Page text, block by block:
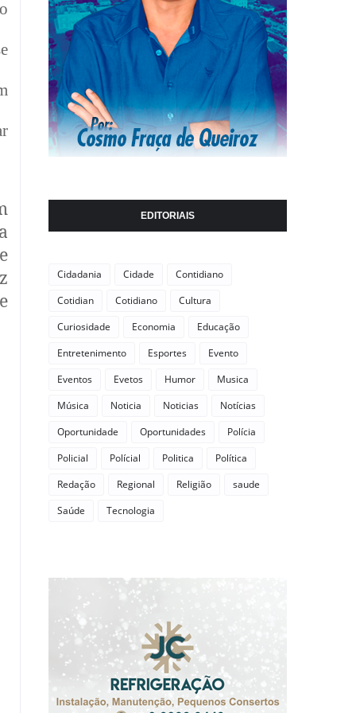
EDITORIAIS
Cidadania Cidade
Contidiano
Cotidian
Cotidiano
Cultura
Curiosidade
Economia
Educação
Entretenimento
Esportes
Evento
Eventos
Evetos Humor
Musica
Música
Noticia Noticias
Notícias
Oportunidade
Oportunidades
Polícia
Policial
Polícial Politica
Política
Redação
Regional Religião
saude
Saúde
Tecnologia